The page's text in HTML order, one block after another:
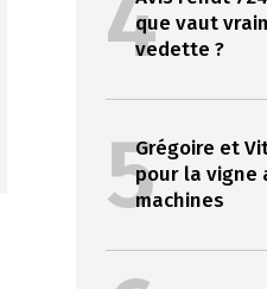
4que vaut
vedette ?
5Grégoire et
pour la vigne
machines